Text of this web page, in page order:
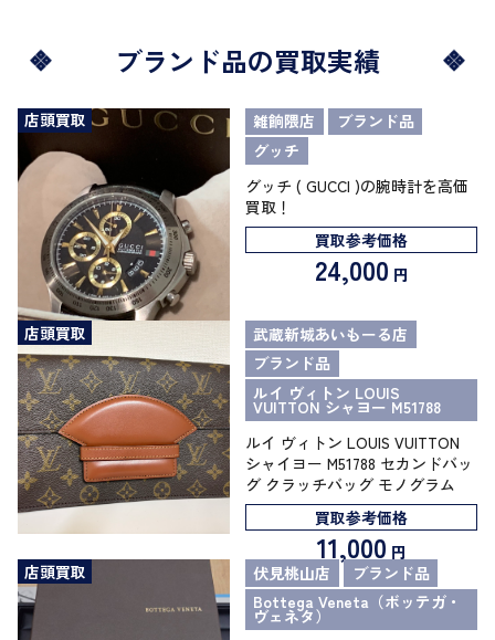
ブランド品の買取実績
店頭買取 雑餉隈店
ブランド品
グッチ
グッチ ( GUCCI )の腕時計を高価
買取！
買取参考価格
24,000 円
店頭買取
武蔵新城あいもーる店
ブランド品
ルイ ヴィトン LOUIS
VUITTON シャヨー M51788
ルイ ヴィトン LOUIS VUITTON
シャイヨー M51788 セカンドバッ
グ クラッチバッグ モノグラム
買取参考価格
11,000 円
店頭買取
伏見桃山店
ブランド品
Bottega Veneta（ボッテガ・
ヴェネタ）